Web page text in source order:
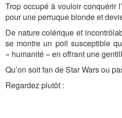
Trop occupé à vouloir conquérir
pour une perruque blonde et
De nature colérique et
se montre un poil susceptible
« humanité » en offrant une
Qu’on soit fan de Star Wars ou
Regardez plutôt :